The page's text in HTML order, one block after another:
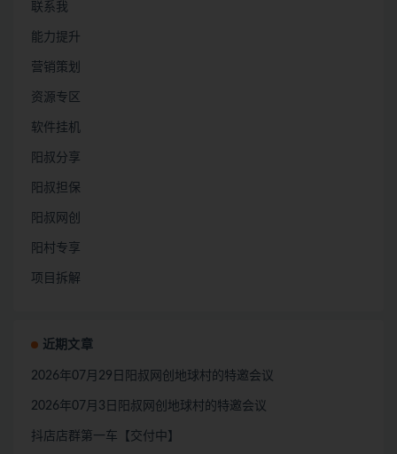
联系我
能力提升
营销策划
资源专区
软件挂机
阳叔分享
阳叔担保
阳叔网创
阳村专享
项目拆解
近期文章
2026年07月29日阳叔网创地球村的特邀会议
2026年07月3日阳叔网创地球村的特邀会议
抖店店群第一车【交付中】